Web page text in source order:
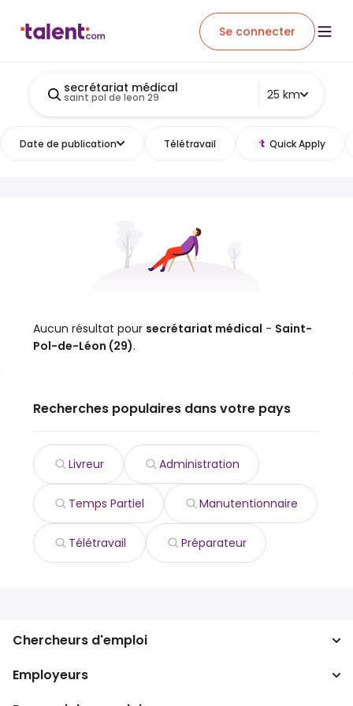
Se connecter
secrétariat médical
saint pol de leon 29 25 km
Date de publication Télétravail Quick Apply
Aucun résultat pour secrétariat médical - Saint-
Pol-de-Léon (29).
Recherches populaires dans votre pays
Livreur Administration
Temps Partiel Manutentionnaire
Télétravail Préparateur
Chercheurs d'emploi
Recherche d'emploi
Recherche de salaire
Employeurs